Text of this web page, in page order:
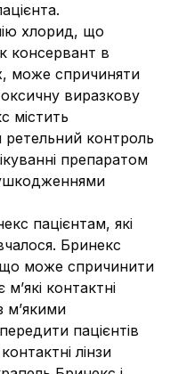
хлорид, що
консервант в
може спричиняти
виразкову
містить
ретельний контроль
препаратом
пацієнтам, які
Бринекс
що може спричинити
контактні
м’якими
пацієнтів
лінзи